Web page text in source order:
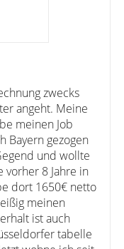
zwecks
angeht. Meine
meinen Job
Bayern gezogen
und wollte
vorher 8 Jahre in
dort 1650€ netto
meinen
ist auch
tabelle